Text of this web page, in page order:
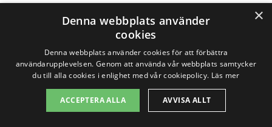
erbjudandet som passar dina behov och
din budget. Här är några av städerna där
du kan leta efter hälp med markiser:
Linköping
×
Denna webbplats använder
cookies
Denna webbplats använder cookies för att förbättra
användarupplevelsen. Genom att använda vår webbplats samtycker
du till alla cookies i enlighet med vår cookiepolicy. Läs mer
ACCEPTERA ALLA AVVISA ALLT